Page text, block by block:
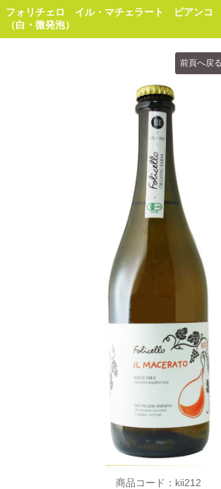
フォリチェロ イル・マチェラート ビアンコ
（白・微発泡）
商品コード：kii212